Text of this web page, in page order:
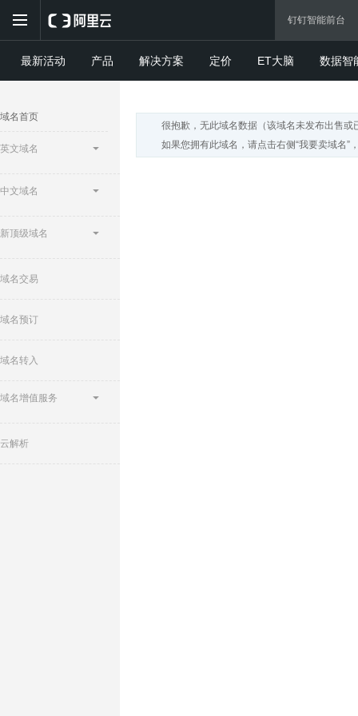
最新活动 产品 解决方案 定价 ET大脑 数据智
域名首页
英文域名
中文域名
新顶级域名
域名交易
域名预订
域名转入
域名增值服务
云解析
很抱歉，无此域名数据（该域名未发布出售或
如果您拥有此域名，请点击右侧“我要卖域名”